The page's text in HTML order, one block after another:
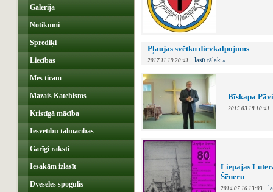
Galerija
Notikumi
Sprediķi
Liecības
Mēs ticam
Mazais Katehisms
Kristīgā mācība
Iesvētību tālmācības
Garīgi raksti
Iesakām izlasīt
Dvēseles spogulis
Pļaujas svētku dievkalpojums
2017.11.19 20:41 lasīt tālak »
Bīskapa
2015.03.18 10:41
Liepājas
Šēneru
2014.07.16 13:03